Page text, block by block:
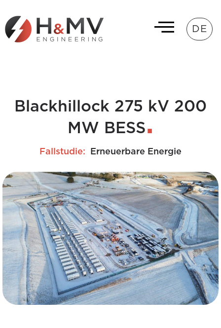
DE
Blackhillock 275 kV 200
MW BESS
Fallstudie: Erneuerbare Energie